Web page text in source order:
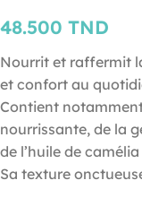
48.500 TND
Nourrit et raffermit
et confort au
Contient
nourrissante, de la
de l’huile de
Sa texture